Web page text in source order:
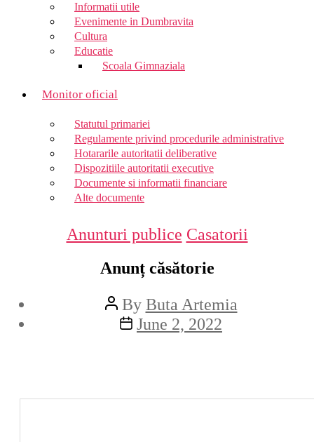
Informatii utile
Evenimente in Dumbravita
Cultura
Educatie
Scoala Gimnaziala
Monitor oficial
Statutul primariei
Regulamente privind procedurile administrative
Hotararile autoritatii deliberative
Dispozitiile autoritatii executive
Documente si informatii financiare
Alte documente
Categories
Anunturi publice Casatorii
Anunț căsătorie
Post
author
By Buta Artemia
PostJune 2, 2022